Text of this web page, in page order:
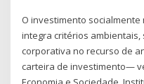
O investimento
integra critérios ambientais,
corporativa no recurso de
carteira de investimento—